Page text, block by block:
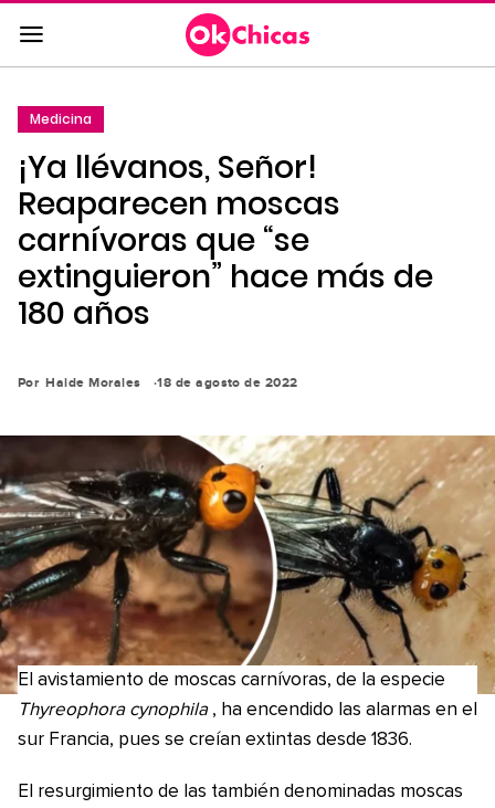
Saltar
al
contenido
a
la
navegación
principal
Medicina
¡Ya llévanos, Señor!
Reaparecen moscas
carnívoras que “se
extinguieron” hace más de
180 años
Por Haide Morales 18 de agosto de 2022
El avistamiento de moscas carnívoras, de la especie
Thyreophora cynophila , ha encendido las alarmas en el
sur Francia, pues se creían extintas desde 1836.
El resurgimiento de las también denominadas moscas